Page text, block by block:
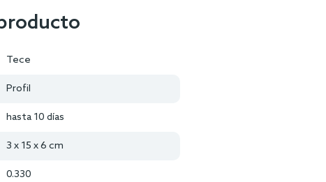
Tece
Profil
hasta 10 días
3 x 15 x 6 cm
0.330